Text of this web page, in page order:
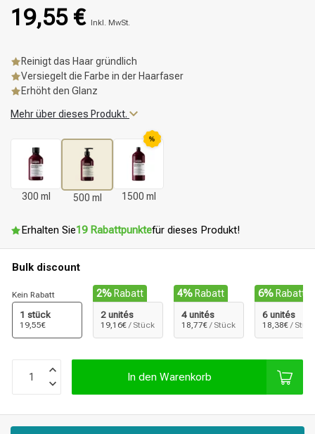
Stylingprodukte Haarfärbung
19,55 € Inkl. MwSt.
Reinigt das Haar gründlich
Versiegelt die Farbe in der Haarfaser
Erhöht den Glanz
Mehr über dieses Produkt.
300 ml 500 ml
%
1500 ml
Erhalten Sie19 Rabattpunktefür dieses Produkt!
Bulk discount
Kein Rabatt
1 stück
19,55€
2% Rabatt
2 unités
19,16€ / Stück
4% Rabatt
4 unités
18,77€ / Stück
6% Rabatt
6 unités
18,38€ /
In den Warenkorb